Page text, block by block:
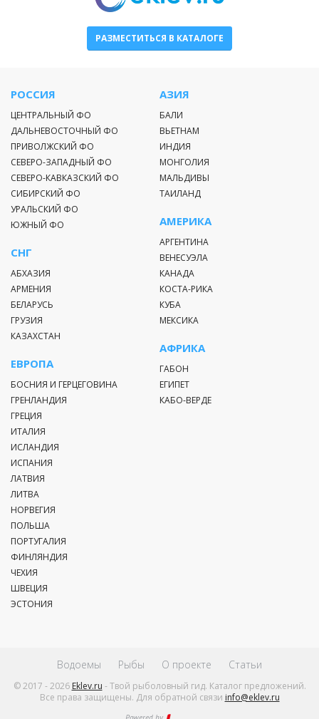
РАЗМЕСТИТЬСЯ В КАТАЛОГЕ
РОССИЯ
ЦЕНТРАЛЬНЫЙ ФО
ДАЛЬНЕВОСТОЧНЫЙ ФО
ПРИВОЛЖСКИЙ ФО
СЕВЕРО-ЗАПАДНЫЙ ФО
СЕВЕРО-КАВКАЗСКИЙ ФО
СИБИРСКИЙ ФО
УРАЛЬСКИЙ ФО
ЮЖНЫЙ ФО
СНГ
АБХАЗИЯ
АРМЕНИЯ
БЕЛАРУСЬ
ГРУЗИЯ
КАЗАХСТАН
ЕВРОПА
БОСНИЯ И ГЕРЦЕГОВИНА
ГРЕНЛАНДИЯ
ГРЕЦИЯ
ИТАЛИЯ
ИСЛАНДИЯ
ИСПАНИЯ
ЛАТВИЯ
ЛИТВА
НОРВЕГИЯ
ПОЛЬША
ПОРТУГАЛИЯ
ФИНЛЯНДИЯ
ЧЕХИЯ
ШВЕЦИЯ
ЭСТОНИЯ
АЗИЯ
БАЛИ
ВЬЕТНАМ
ИНДИЯ
МОНГОЛИЯ
МАЛЬДИВЫ
ТАИЛАНД
АМЕРИКА
АРГЕНТИНА
ВЕНЕСУЭЛА
КАНАДА
КОСТА-РИКА
КУБА
МЕКСИКА
АФРИКА
ГАБОН
ЕГИПЕТ
КАБО-ВЕРДЕ
© 2017 - 2026 Eklev.ru - Твой рыболовный гид. Каталог предложений.
Все права защищены. Для обратной связи info@eklev.ru
Водоемы Рыбы О проекте Статьи